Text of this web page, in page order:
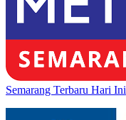
Semarang Terbaru Hari Ini